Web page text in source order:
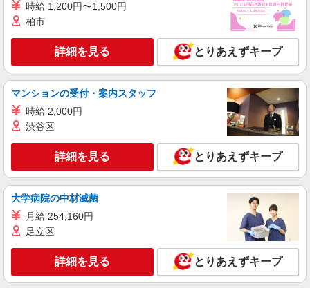
時給 1,200円〜1,500円
柏市
詳細を見る とりあえずキープ
マンションの受付・案内スタッフ
時給 2,000円
渋谷区
詳細を見る とりあえずキープ
大学病院の中材滅菌
月給 254,160円
足立区
詳細を見る とりあえずキープ